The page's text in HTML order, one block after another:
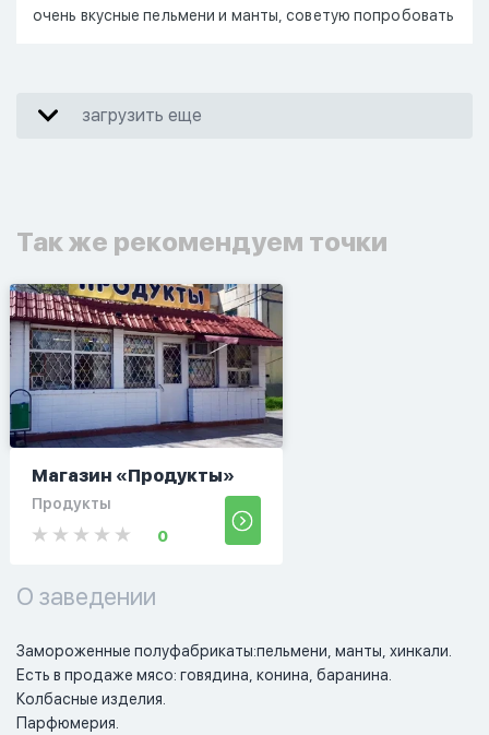
очень вкусные пельмени и манты, советую попробовать
загрузить еще
Так же рекомендуем точки
Магазин «Продукты»
Продукты
0
О заведении
Замороженные полуфабрикаты:пельмени, манты, хинкали.
Есть в продаже мясо: говядина, конина, баранина.
Колбасные изделия.
Парфюмерия.